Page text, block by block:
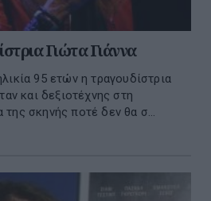
Γιώτα Γιάννα
95 ετών η τραγουδίστρια
και δεξιοτέχνης στη
σκηνής ποτέ δεν θα σ...